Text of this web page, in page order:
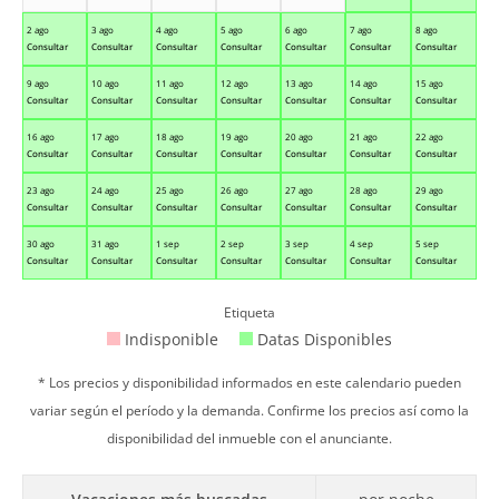
2 ago
Consultar
3 ago
Consultar
4 ago
Consultar
5 ago
Consultar
6 ago
Consultar
7 ago
Consultar
8 ago
Consultar
9 ago
Consultar
10 ago
Consultar
11 ago
Consultar
12 ago
Consultar
13 ago
Consultar
14 ago
Consultar
15 ago
Consultar
16 ago
Consultar
17 ago
Consultar
18 ago
Consultar
19 ago
Consultar
20 ago
Consultar
21 ago
Consultar
22 ago
Consultar
23 ago
Consultar
24 ago
Consultar
25 ago
Consultar
26 ago
Consultar
27 ago
Consultar
28 ago
Consultar
29 ago
Consultar
30 ago
Consultar
31 ago
Consultar
1 sep
Consultar
2 sep
Consultar
3 sep
Consultar
4 sep
Consultar
5 sep
Consultar
Etiqueta
Indisponible Datas Disponibles
* Los precios y disponibilidad informados en este calendario pueden
variar según el período y la demanda. Confirme los precios así como la
disponibilidad del inmueble con el anunciante.